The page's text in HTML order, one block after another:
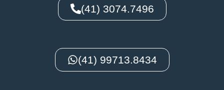
(41) 3074.7496
(41) 99713.8434